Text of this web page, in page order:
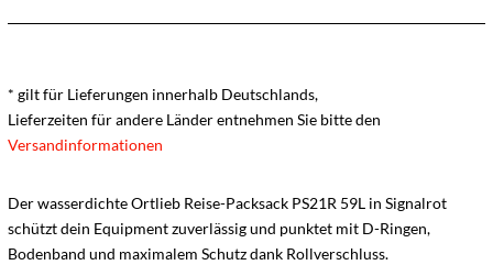
* gilt für Lieferungen innerhalb Deutschlands,
Lieferzeiten für andere Länder entnehmen Sie bitte den
Versandinformationen
Der wasserdichte Ortlieb Reise-Packsack PS21R 59L in Signalrot
schützt dein Equipment zuverlässig und punktet mit D-Ringen,
Bodenband und maximalem Schutz dank Rollverschluss.